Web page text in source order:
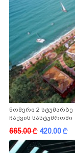
ნომერი 2
ჩაქვის სასტუმროში
665.00k 420.00k